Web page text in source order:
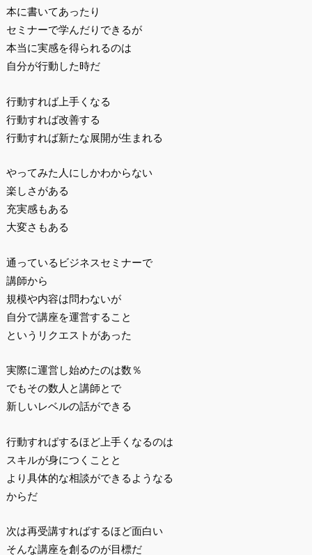
本に書いてあったり
セミナーで学んだりできるが
本当に実感を得られるのは
自分が行動した時だ
行動すれば上手くなる
行動すれば改善する
行動すれば新たな展開が生まれる
やってみた人にしかわからない
楽しさがある
充実感もある
大変さもある
通っているビジネスセミナーで
講師から
規模や内容は問わないが
自分で講座を運営すること
というリクエストがあった
実際に運営し始めたのは数％
でもその数人と講師とで
新しいレベルの話ができる
行動すればするほど上手くなるのは
スキルが身につくことと
より具体的な相談ができるようなる
からだ
次は再受講すればするほど面白い
そんな講座を創るのが目標だ